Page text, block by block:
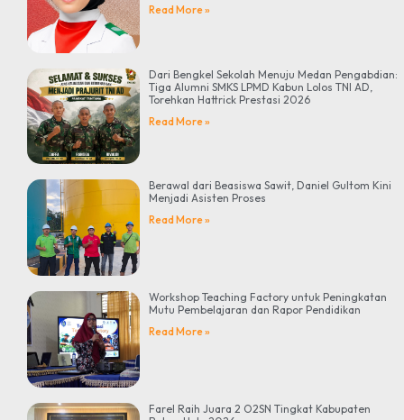
Read More »
Dari Bengkel Sekolah Menuju Medan Pengabdian:
Tiga Alumni SMKS LPMD Kabun Lolos TNI AD,
Torehkan Hattrick Prestasi 2026
Read More »
Berawal dari Beasiswa Sawit, Daniel Gultom Kini
Menjadi Asisten Proses
Read More »
Workshop Teaching Factory untuk Peningkatan
Mutu Pembelajaran dan Rapor Pendidikan
Read More »
Farel Raih Juara 2 O2SN Tingkat Kabupaten